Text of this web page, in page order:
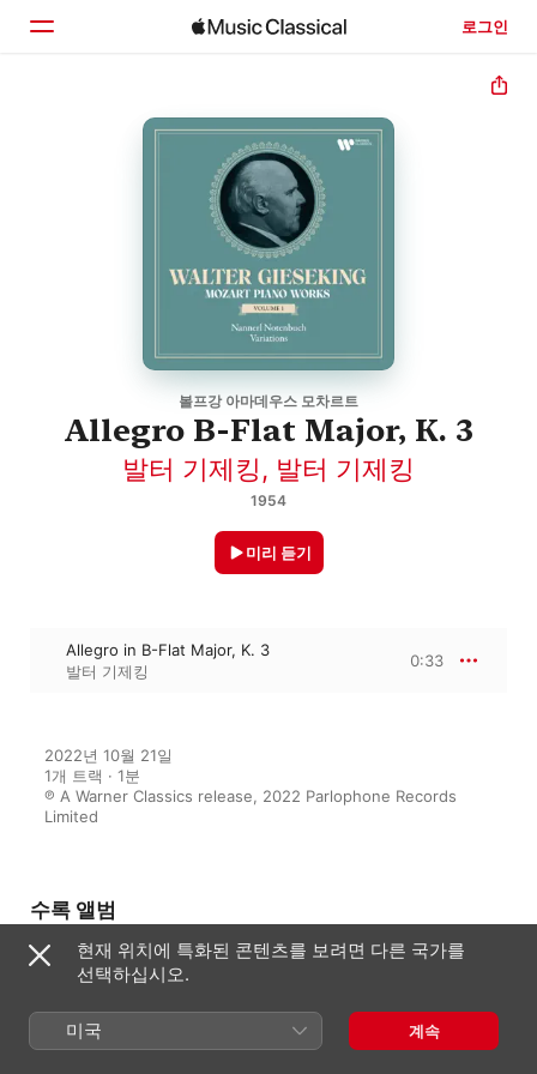
로그인
볼프강 아마데우스 모차르트
Allegro B-Flat Major, K. 3
발터 기제킹, 발터 기제킹
1954
미리 듣기
Allegro in B-Flat Major, K. 3
발터 기제킹
0:33
2022년 10월 21일
1개 트랙 · 1분
℗ A Warner Classics release, 2022 Parlophone Records
Limited
수록 앨범
Variations & Nannerl Notenbuch
현재 위치에 특화된 콘텐츠를 보려면 다른 국가를
선택하십시오.
미국 계속